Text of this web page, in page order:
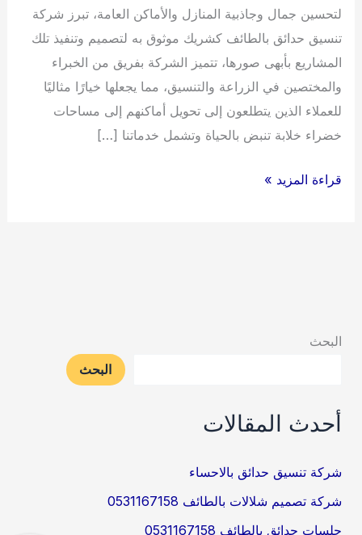
لتحسين جمال وجاذبية المنازل والأماكن العامة، تبرز شركة
تنسيق حدائق بالطائف كشريك موثوق به لتصميم وتنفيذ تلك
المشاريع بأبهى صورها، تتميز الشركة بفريق من الخبراء
والمختصين في الزراعة والتنسيق، مما يجعلها خيارًا مثاليًا
للعملاء الذين يتطلعون إلى تحويل أماكنهم إلى مساحات
خضراء خلابة تنبض بالحياة وتشمل خدماتنا […]
شركة
قراءة المزيد »
البحث
البحث
أحدث المقالات
شركة تنسيق حدائق بالاحساء
شركة تصميم شلالات بالطائف 0531167158
جلسات حدائق بالطائف 0531167158